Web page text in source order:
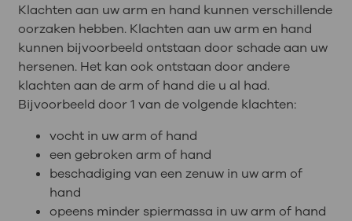
Klachten aan uw arm en hand kunnen verschillende
oorzaken hebben. Klachten aan uw arm en hand
kunnen bijvoorbeeld ontstaan door schade aan uw
hersenen. Het kan ook ontstaan door andere
klachten aan de arm of hand die u al had.
Bijvoorbeeld door 1 van de volgende klachten:
vocht in uw arm of hand
een gebroken arm of hand
beschadiging van een zenuw in uw arm of
hand
opeens minder spiermassa in uw arm of hand